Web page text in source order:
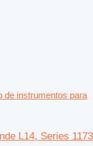
de instrumentos para
L14, Series 1173